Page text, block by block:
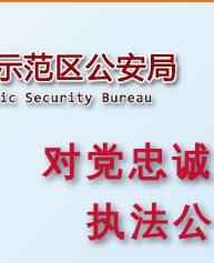
对党忠
执法